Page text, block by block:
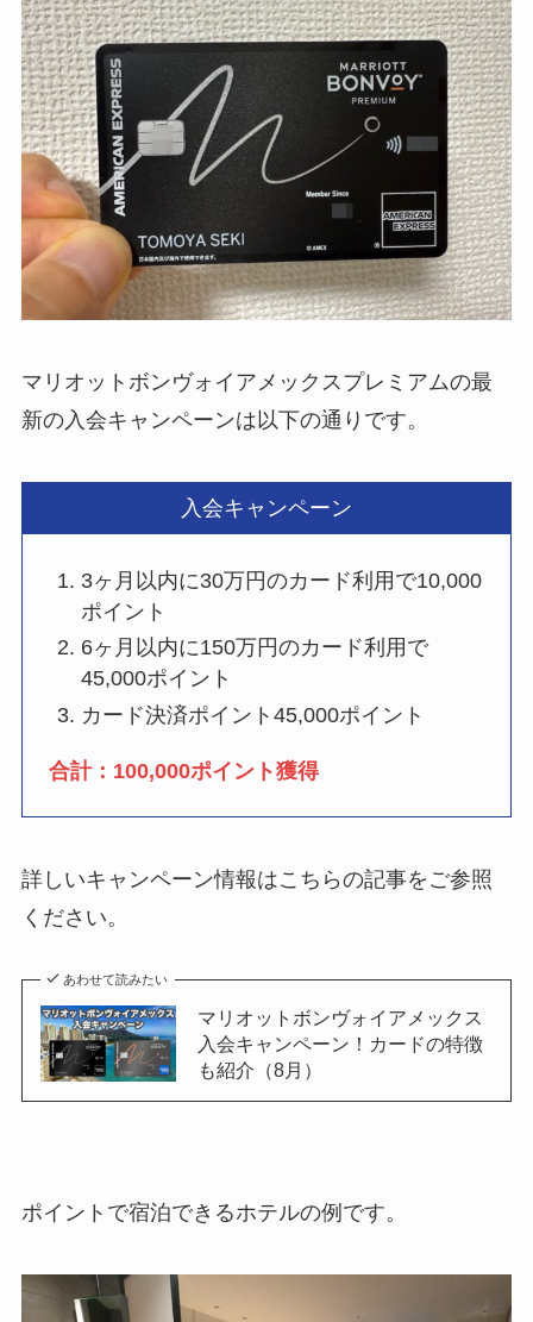
マリオットボンヴォイアメックスプレミアムの最
新の入会キャンペーンは以下の通りです。
入会キャンペーン
3ヶ月以内に30万円のカード利用で10,000
ポイント
6ヶ月以内に150万円のカード利用で
45,000ポイント
カード決済ポイント45,000ポイント
合計：100,000ポイント獲得
詳しいキャンペーン情報はこちらの記事をご参照
ください。
あわせて読みたい
マリオットボンヴォイアメックス
入会キャンペーン！カードの特徴
も紹介（8月）
ポイントで宿泊できるホテルの例です。